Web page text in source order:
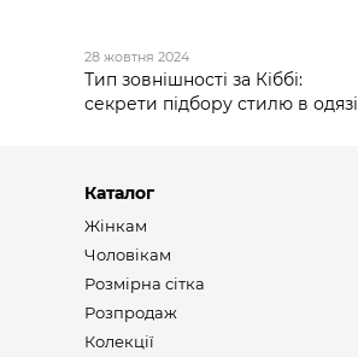
28 жовтня 2024
Тип зовнішності за Кіббі:
секрети підбору стилю в одязі
Каталог
Жінкам
Чоловікам
Розмірна сітка
Розпродаж
Колекції